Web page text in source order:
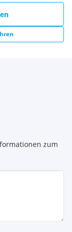
des
Abänderungen
weisen
nicht
zum